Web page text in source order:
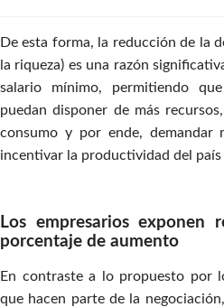
De esta forma, la reducción de la
la riqueza) es una razón
salario mínimo, permitiendo
puedan disponer de más
consumo y por ende, demandar
incentivar la productividad del
Los empresarios exponen
porcentaje de aumento
En contraste a lo propuesto por
que hacen parte de la